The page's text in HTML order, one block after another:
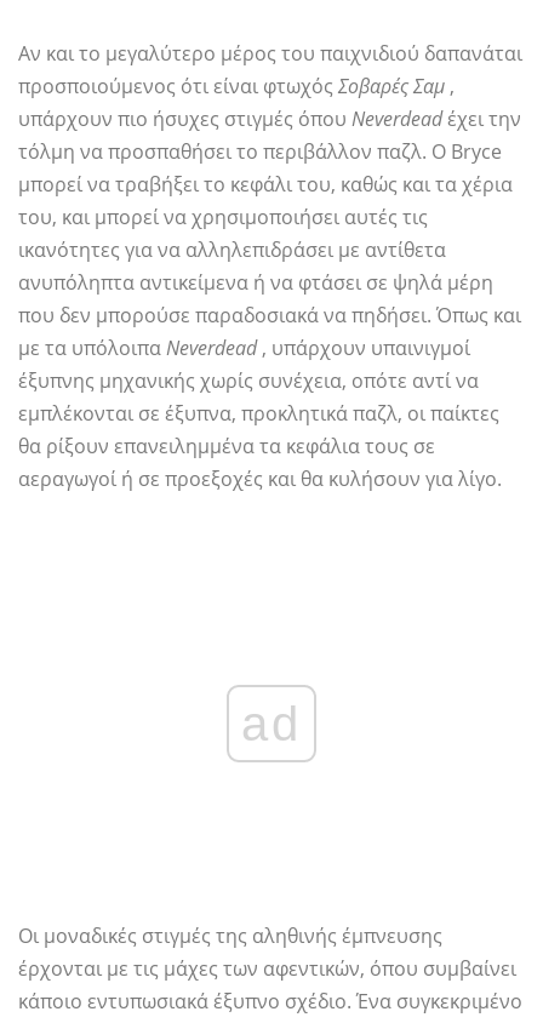
Αν και το μεγαλύτερο μέρος του παιχνιδιού δαπανάται
προσποιούμενος ότι είναι φτωχός Σοβαρές Σαμ ,
υπάρχουν πιο ήσυχες στιγμές όπου Neverdeadέχει την
τόλμη να προσπαθήσει το περιβάλλον παζλ. Ο Bryce
μπορεί να τραβήξει το κεφάλι του, καθώς και τα χέρια
του, και μπορεί να χρησιμοποιήσει αυτές τις
ικανότητες για να αλληλεπιδράσει με αντίθετα
ανυπόληπτα αντικείμενα ή να φτάσει σε ψηλά μέρη
που δεν μπορούσε παραδοσιακά να πηδήσει. Όπως και
με τα υπόλοιπαNeverdead, υπάρχουν υπαινιγμοί
έξυπνης μηχανικής χωρίς συνέχεια, οπότε αντί να
εμπλέκονται σε έξυπνα, προκλητικά παζλ, οι παίκτες
θα ρίξουν επανειλημμένα τα κεφάλια τους σε
αεραγωγοί ή σε προεξοχές και θα κυλήσουν για λίγο.
ad
Οι μοναδικές στιγμές της αληθινής έμπνευσης
έρχονται με τις μάχες των αφεντικών, όπου συμβαίνει
κάποιο εντυπωσιακά έξυπνο σχέδιο. Ένα συγκεκριμένο